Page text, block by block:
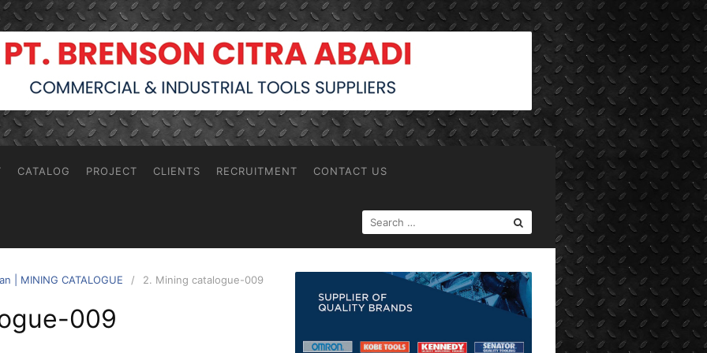
CATALOG PROJECT CLIENTS RECRUITMENT CONTACT US
SEARCH
FOR:
| MINING CATALOGUE 2. Mining catalogue-009
009